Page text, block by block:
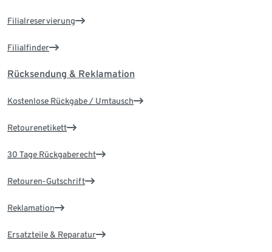
Filialreservierung
Filialfinder
Rücksendung & Reklamation
Kostenlose Rückgabe / Umtausch
Retourenetikett
30 Tage Rückgaberecht
Retouren-Gutschrift
Reklamation
Ersatzteile & Reparatur